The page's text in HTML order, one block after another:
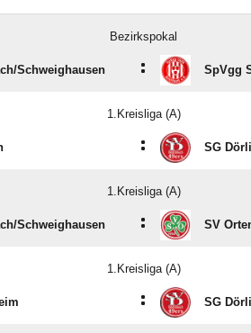
Bezirkspokal
​Schweighausen : SpVgg
1.Kreisliga (A)
: SG
1.Kreisliga (A)
​Schweighausen : SV
1.Kreisliga (A)
: SG